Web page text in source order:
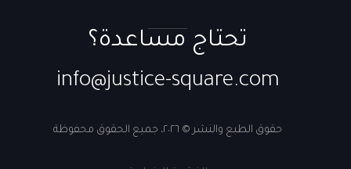
تحتاج مساعدة؟
info@justice-square.com
حقوق الطبع والنشر © ٢٠٢٦، جميع الحقوق محفوظة